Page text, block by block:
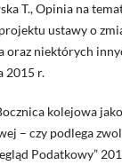
T., Opinia na
ustawy o
oraz niektórych
2015 r.
kolejowa
– czy podlega
Podatkowy”